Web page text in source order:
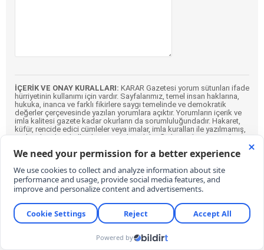
İÇERİK VE ONAY KURALLARI: KARAR Gazetesi yorum sütunları ifade
hürriyetinin kullanımı için vardır. Sayfalarımız, temel insan haklarına,
hukuka, inanca ve farklı fikirlere saygı temelinde ve demokratik
değerler çerçevesinde yazılan yorumlara açıktır. Yorumların içerik ve
imla kalitesi gazete kadar okurların da sorumluluğundadır. Hakaret,
küfür, rencide edici cümleler veya imalar, imla kuralları ile yazılmamış,
Türkçe karakter kullanılmayan ve büyük harflerle yazılmış yorumlar
kullanıcı adlarıyla gönderilen veya haber ve yazının bağlamının
dışında yazılan yorumlar da içeriğine bakılmaksızın
onaylanmamaktadır.